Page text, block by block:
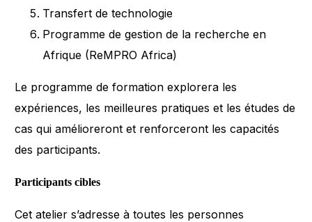
Transfert de technologie
Programme de gestion de la recherche en
Afrique (ReMPRO Africa)
Le programme de formation explorera les
expériences, les meilleures pratiques et les études de
cas qui amélioreront et renforceront les capacités
des participants.
Participants cibles
Cet atelier s’adresse à toutes les personnes